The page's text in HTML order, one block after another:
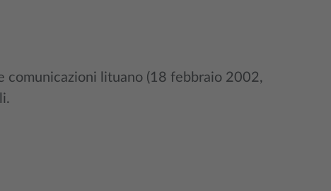
comunicazioni lituano (18 febbraio 2002,